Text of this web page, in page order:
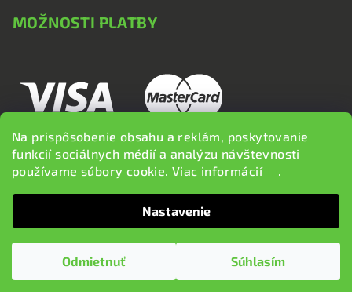
Na prispôsobenie obsahu a reklám, poskytovanie
funkcií sociálnych médií a analýzu návštevnosti
používame súbory cookie. Viac informácií
.
Nastavenie
Odmietnuť Súhlasím
MOŽNOSTI PLATBY
nastavenie cookies
Vytvoril Shoptet